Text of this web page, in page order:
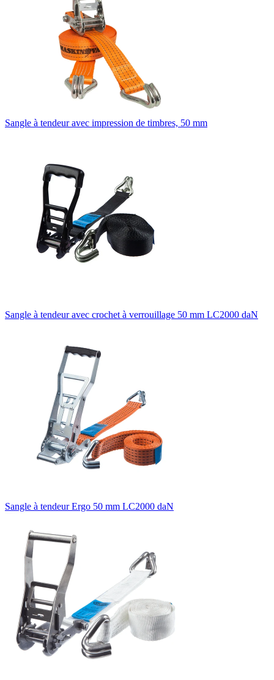
Sangle à tendeur avec impression de timbres, 50 mm
Sangle à tendeur avec crochet à verrouillage 50 mm LC2000 daN
Sangle à tendeur Ergo 50 mm LC2000 daN